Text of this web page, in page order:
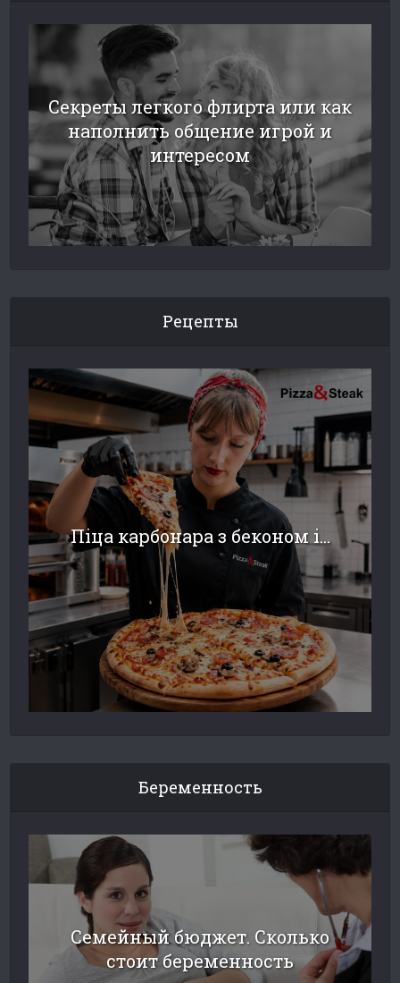
Секреты легкого флирта или как
наполнить общение игрой и
интересом
Рецепты
Піца карбонара з беконом і...
Беременность
Семейный бюджет. Сколько
стоит беременность